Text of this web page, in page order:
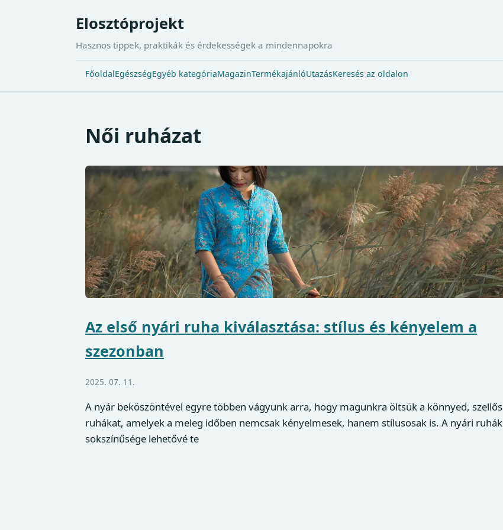
Elosztóprojekt
Hasznos tippek, praktikák és érdekességek a mindennapokra
FőoldalEgészségEgyéb kategóriaMagazinTermékajánlóUtazásKeresés az oldalon
Női ruházat
Az első nyári ruha kiválasztása: stílus és kényelem a
szezonban
2025. 07. 11.
A nyár beköszöntével egyre többen vágyunk arra, hogy magunkra öltsük a könnyed, szellős
ruhákat, amelyek a meleg időben nemcsak kényelmesek, hanem stílusosak is. A nyári ruhák
sokszínűsége lehetővé te